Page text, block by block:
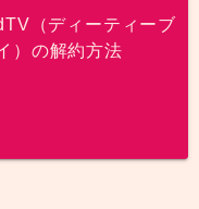
（ディーティーブ
）の解約方法